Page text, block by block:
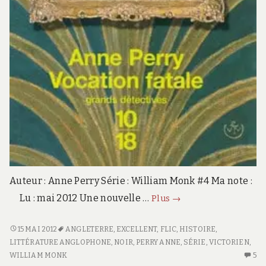
Auteur : Anne Perry Série : William Monk #4 Ma note :
Lu : mai 2012 Une nouvelle … Plus Vocation
Monk
#4
→
<SPAN
CLASS="ENTRY-
TITLE-
15 MAI 2012 ANGLETERRE EXCELLENT, FLIC, HISTOIRE
LITTÉRATURE ANGLOPHONE NOIR PERRY ANNE SÉRIE VICTORIEN,
WILLIAM MONK
5